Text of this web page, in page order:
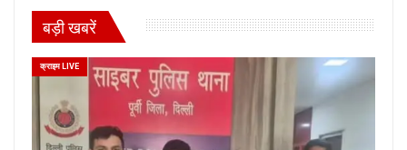
बड़ी खबरें
क्राइम LIVE